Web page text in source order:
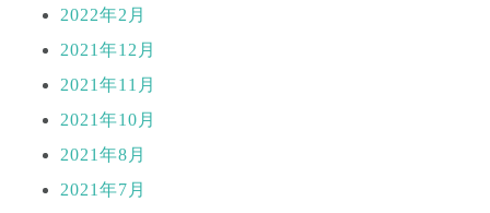
2022年2月
2021年12月
2021年11月
2021年10月
2021年8月
2021年7月